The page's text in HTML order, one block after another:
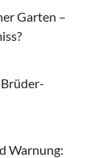
Garten –
Warnung: